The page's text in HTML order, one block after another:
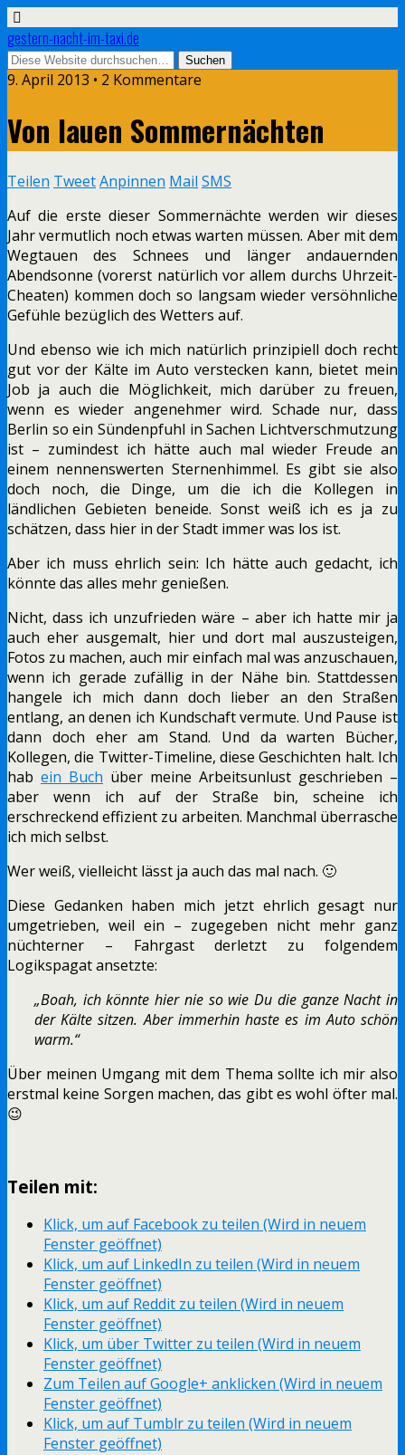
gestern-nacht-im-taxi.de
9. April 2013 • 2 Kommentare
Von lauen Sommernächten
Teilen TweetAnpinnen Mail SMS
Auf die erste dieser Sommernächte werden wir dieses
Jahr vermutlich noch etwas warten müssen. Aber mit dem
Wegtauen des Schnees und länger andauernden
Abendsonne (vorerst natürlich vor allem durchs Uhrzeit-
Cheaten) kommen doch so langsam wieder versöhnliche
Gefühle bezüglich des Wetters auf.
Und ebenso wie ich mich natürlich prinzipiell doch recht
gut vor der Kälte im Auto verstecken kann, bietet mein
Job ja auch die Möglichkeit, mich darüber zu freuen,
wenn es wieder angenehmer wird. Schade nur, dass
Berlin so ein Sündenpfuhl in Sachen Lichtverschmutzung
ist – zumindest ich hätte auch mal wieder Freude an
einem nennenswerten Sternenhimmel. Es gibt sie also
doch noch, die Dinge, um die ich die Kollegen in
ländlichen Gebieten beneide. Sonst weiß ich es ja zu
schätzen, dass hier in der Stadt immer was los ist.
Aber ich muss ehrlich sein: Ich hätte auch gedacht, ich
könnte das alles mehr genießen.
Nicht, dass ich unzufrieden wäre – aber ich hatte mir ja
auch eher ausgemalt, hier und dort mal auszusteigen,
Fotos zu machen, auch mir einfach mal was anzuschauen,
wenn ich gerade zufällig in der Nähe bin. Stattdessen
hangele ich mich dann doch lieber an den Straßen
entlang, an denen ich Kundschaft vermute. Und Pause ist
dann doch eher am Stand. Und da warten Bücher,
Kollegen, die Twitter-Timeline, diese Geschichten halt. Ich
hab ein Buch über meine Arbeitsunlust geschrieben –
aber wenn ich auf der Straße bin, scheine ich
erschreckend effizient zu arbeiten. Manchmal überrasche
ich mich selbst.
Wer weiß, vielleicht lässt ja auch das mal nach. 🙂
Diese Gedanken haben mich jetzt ehrlich gesagt nur
umgetrieben, weil ein – zugegeben nicht mehr ganz
nüchterner – Fahrgast derletzt zu folgendem
Logikspagat ansetzte:
„Boah, ich könnte hier nie so wie Du die ganze Nacht in
der Kälte sitzen. Aber immerhin haste es im Auto schön
warm.“
Über meinen Umgang mit dem Thema sollte ich mir also
erstmal keine Sorgen machen, das gibt es wohl öfter mal.
😉
Teilen mit:
Klick, um auf Facebook zu teilen (Wird in neuem
Fenster geöffnet)
Klick, um auf LinkedIn zu teilen (Wird in neuem
Fenster geöffnet)
Klick, um auf Reddit zu teilen (Wird in neuem
Fenster geöffnet)
Klick, um über Twitter zu teilen (Wird in neuem
Fenster geöffnet)
Zum Teilen auf Google+ anklicken (Wird in neuem
Fenster geöffnet)
Klick, um auf Tumblr zu teilen (Wird in neuem
Fenster geöffnet)